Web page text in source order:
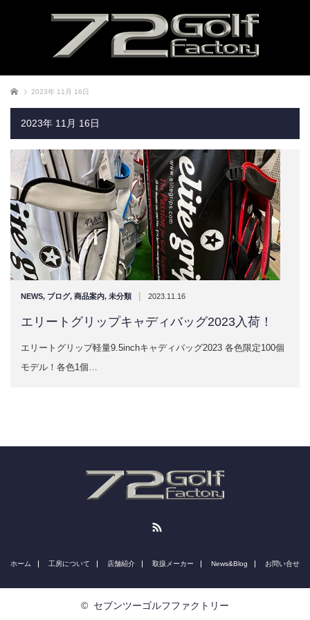
ホーム 2023年 11月 16日
2023年 11月 16日
NEWS, ブログ, 商品案内, 未分類 | 2023.11.16
エリートグリップキャディバッグ2023入荷！
エリートグリップ軽量9.5inchキャディバッグ2023 各色限定100個
モデル！各色1個…
ホーム 工房について 店舗紹介 取扱メーカー News&Blog お問い合せ
© セブンツーゴルフファクトリー